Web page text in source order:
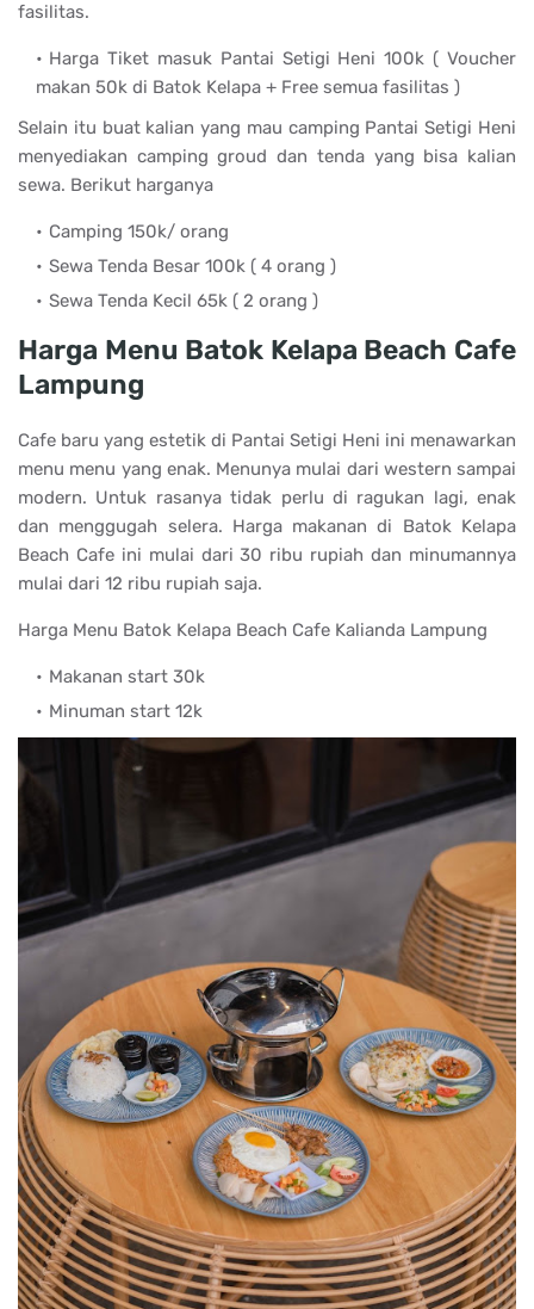
fasilitas.
Harga Tiket masuk Pantai Setigi Heni 100k ( Voucher
makan 50k di Batok Kelapa + Free semua fasilitas )
Selain itu buat kalian yang mau camping Pantai Setigi Heni
menyediakan camping groud dan tenda yang bisa kalian
sewa. Berikut harganya
Camping 150k/ orang
Sewa Tenda Besar 100k ( 4 orang )
Sewa Tenda Kecil 65k ( 2 orang )
Harga Menu Batok Kelapa Beach Cafe
Lampung
Cafe baru yang estetik di Pantai Setigi Heni ini menawarkan
menu menu yang enak. Menunya mulai dari western sampai
modern. Untuk rasanya tidak perlu di ragukan lagi, enak
dan menggugah selera. Harga makanan di Batok Kelapa
Beach Cafe ini mulai dari 30 ribu rupiah dan minumannya
mulai dari 12 ribu rupiah saja.
Harga Menu Batok Kelapa Beach Cafe Kalianda Lampung
Makanan start 30k
Minuman start 12k